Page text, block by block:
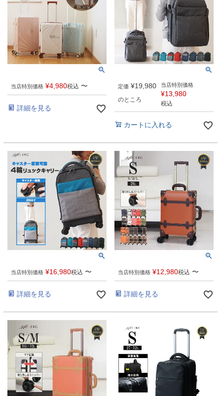
当店特別価格 ¥4,980税込 〜
詳細を見る
定価 ¥19,980
のところ
当店特別価格
¥13,980
税込
カートに入れる
当店特別価格 ¥16,980税込 〜
詳細を見る
当店特別価格 ¥12,980税込 〜
詳細を見る